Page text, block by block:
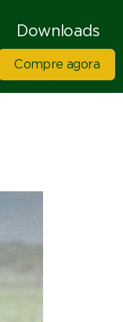
Downloads
Compre agora